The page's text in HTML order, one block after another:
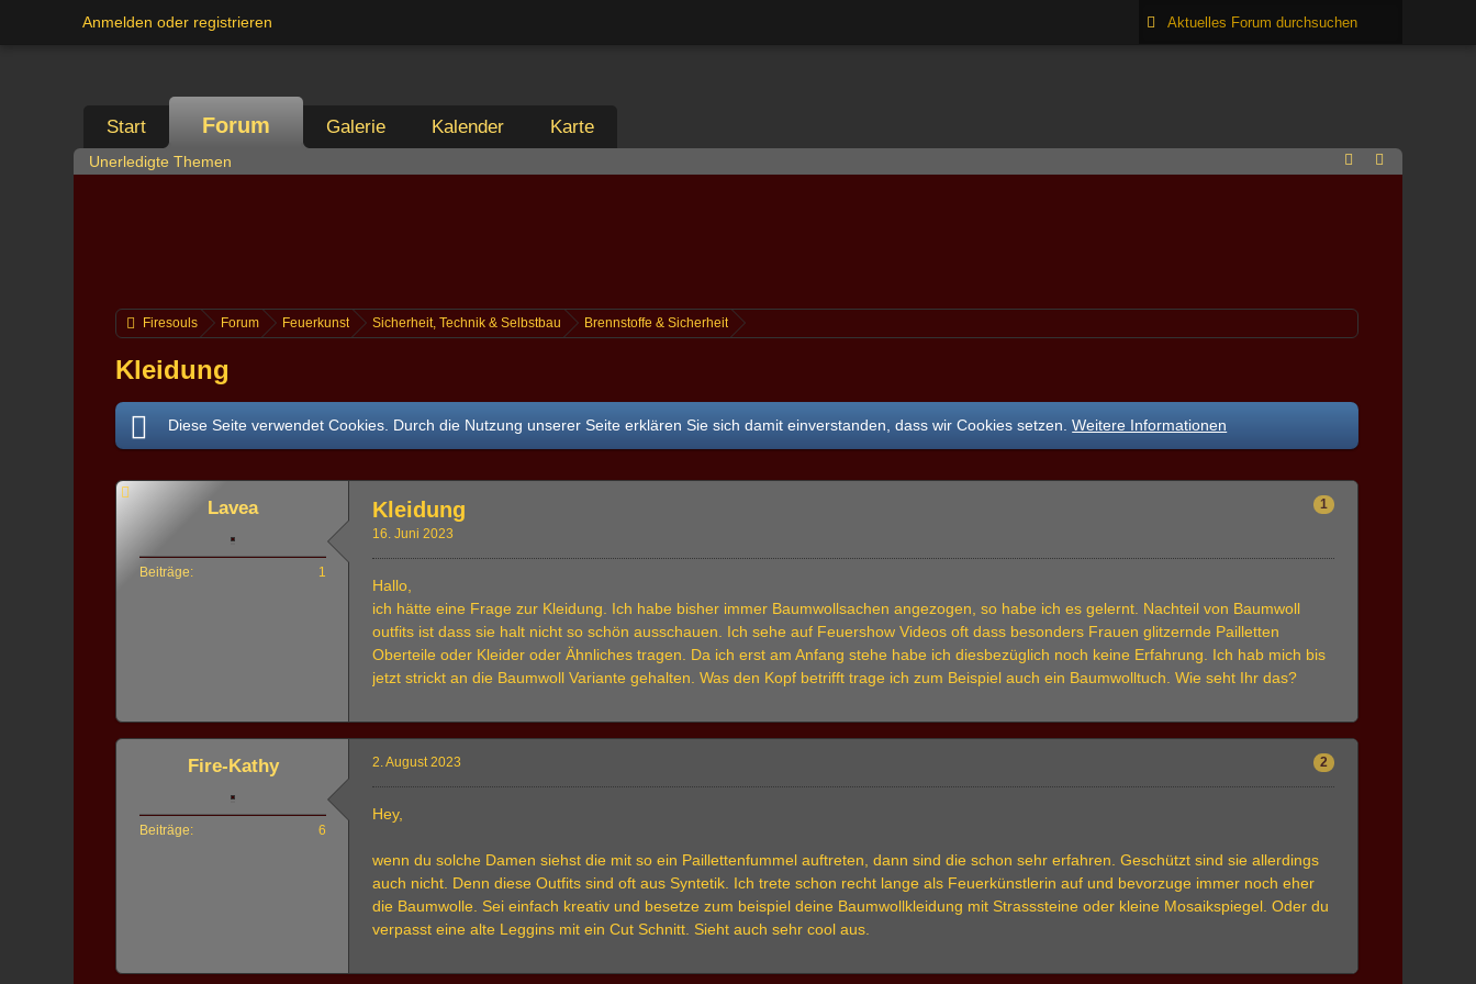
Anmelden oder registrieren
Start Forum Galerie Kalender Karte
Unerledigte Themen
Firesouls Forum Feuerkunst Sicherheit, Technik & Selbstbau Brennstoffe & Sicherheit
Kleidung
Diese Seite verwendet Cookies. Durch die Nutzung unserer Seite erklären Sie sich damit einverstanden, dass wir Cookies setzen.Weitere Informationen
Lavea
Beiträge 1
1
Kleidung
16. Juni 2023
Hallo,
ich hätte eine Frage zur Kleidung. Ich habe bisher immer Baumwollsachen angezogen, so habe ich es gelernt. Nachteil von Baumwoll
outfits ist dass sie halt nicht so schön ausschauen. Ich sehe auf Feuershow Videos oft dass besonders Frauen glitzernde Pailletten
Oberteile oder Kleider oder Ähnliches tragen. Da ich erst am Anfang stehe habe ich diesbezüglich noch keine Erfahrung. Ich hab mich bis
jetzt strickt an die Baumwoll Variante gehalten. Was den Kopf betrifft trage ich zum Beispiel auch ein Baumwolltuch. Wie seht Ihr das?
Fire-Kathy
Beiträge 6
2
2. August 2023
Hey,
wenn du solche Damen siehst die mit so ein Paillettenfummel auftreten, dann sind die schon sehr erfahren. Geschützt sind sie allerdings
auch nicht. Denn diese Outfits sind oft aus Syntetik. Ich trete schon recht lange als Feuerkünstlerin auf und bevorzuge immer noch eher
die Baumwolle. Sei einfach kreativ und besetze zum beispiel deine Baumwollkleidung mit Strasssteine oder kleine Mosaikspiegel. Oder du
verpasst eine alte Leggins mit ein Cut Schnitt. Sieht auch sehr cool aus.